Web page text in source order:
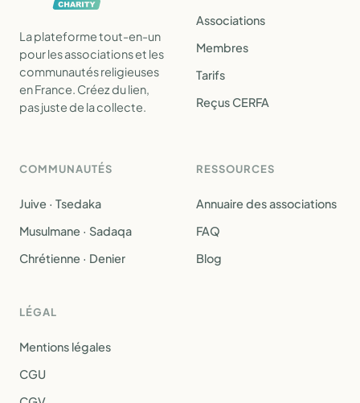
La plateforme tout-en-un
pour les associations et les
communautés religieuses
en France. Créez du lien,
pas juste de la collecte.
Associations
Membres
Tarifs
Reçus CERFA
COMMUNAUTÉS
Juive · Tsedaka
Musulmane · Sadaqa
Chrétienne · Denier
RESSOURCES
Annuaire des associations
FAQ
Blog
LÉGAL
Mentions légales
CGU